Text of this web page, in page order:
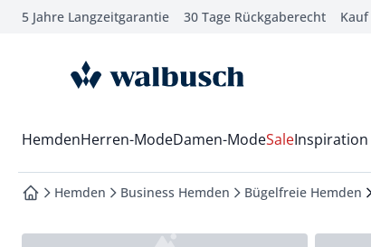
springen
springen
springen
5 Jahre Langzeitgarantie 30 Tage Rückgaberecht
zur Startseite
Wechsel in das Menü mit Pfeil-Runter Taste
HemdenHerren-ModeDamen-ModeSaleInspiration
zur Startseite
Hemden Business Hemden Bügelfreie Hemden